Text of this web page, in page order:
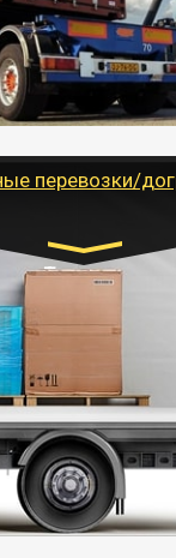
до 20 т возможна
упакованных в
в самые
полной
предоставляет
для физических и
перевозки/
Транспорт:
тонны), Бычок,
10 тонн
руб. Возможен
доставить вещи
или
для физлиц, ИП и
организует
и личных вещей